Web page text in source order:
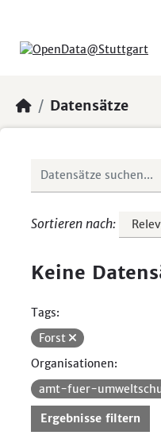
Datensätze
Sortieren nach
Keine
Tags:
Forst
Organisationen:
amt-fuer-
Ergebnisse filtern